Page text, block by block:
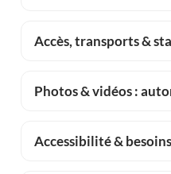
Accès, transports &
Photos & vidéos :
Accessibilité &